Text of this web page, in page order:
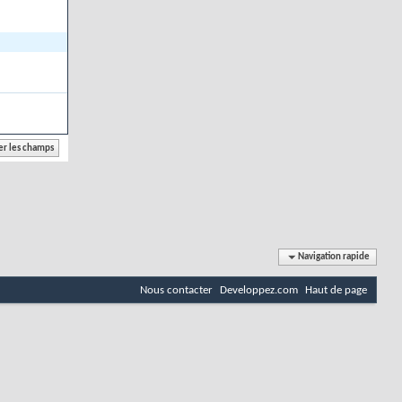
Navigation rapide
Nous contacter Developpez.com Haut de page